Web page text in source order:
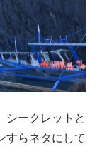
シークレットと
すらネタにして